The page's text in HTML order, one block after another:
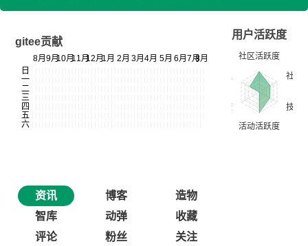
gitee贡献
用户活跃度
资讯 博客
造物
智库
动弹
收藏
评论
粉丝 关注